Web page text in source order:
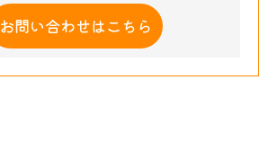
お問い合わせはこちら